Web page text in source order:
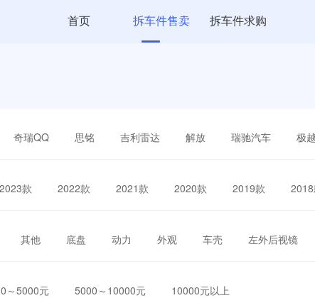
首页 拆车件售卖 拆车件求购
奇瑞QQ 思铭 吉利雷达 解放 瑞驰汽车 极
2023款 2022款 2021款 2020款 2019款
其他 底盘 动力 外观 车壳 左外后视镜
～5000元 5000～10000元 10000元以上